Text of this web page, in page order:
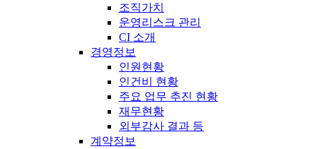
조직가치
운영리스크 관리
CI 소개
경영정보
인원현황
인건비 현황
주요 업무 추진 현황
재무현황
외부감사 결과 등
계약정보